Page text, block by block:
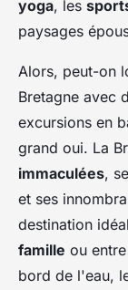
yoga, les
paysages
Alors, peut-on
Bretagne avec
excursions en
grand oui. La
immaculées,
et ses
destination
famille ou entre
bord de l'eau,